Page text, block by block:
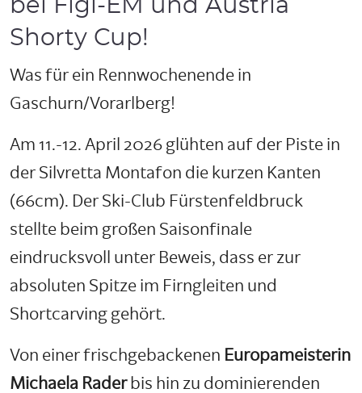
bei Figl-EM und Austria
Shorty Cup!
Was für ein Rennwochenende in
Gaschurn/Vorarlberg!
Am 11.-12. April 2026 glühten auf der Piste in
der Silvretta Montafon die kurzen Kanten
(66cm). Der Ski-Club Fürstenfeldbruck
stellte beim großen Saisonfinale
eindrucksvoll unter Beweis, dass er zur
absoluten Spitze im Firngleiten und
Shortcarving gehört.
Von einer frischgebackenen Europameisterin
Michaela Rader bis hin zu dominierenden